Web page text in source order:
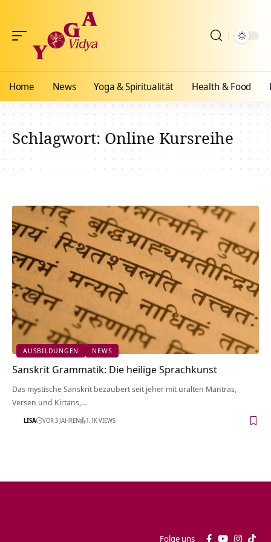
Home News Yoga & Spiritualität Health & Food
Schlagwort:Online Kursreihe
AUSBILDUNGEN NEWS
Sanskrit Grammatik: Die heilige Sprachkunst
Das mystische Sanskrit bezaubert seit jeher mit uralten Mantras,
Versen und Kirtans,…
LISA VOR 3 JAHREN 1.1K VIEWS
Folge uns